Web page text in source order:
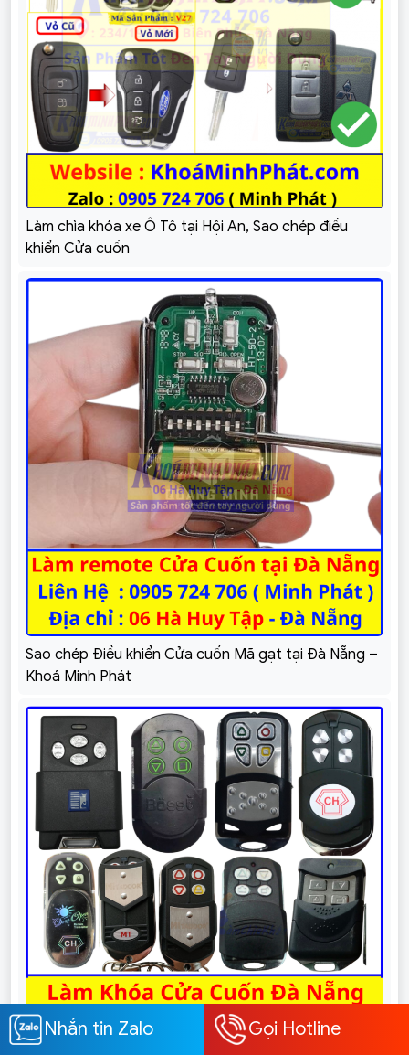
Làm chìa khóa xe Ô Tô tại Hội An, Sao chép điều
khiển Cửa cuốn
Sao chép Điều khiển Cửa cuốn Mã gạt tại Đà Nẵng –
Khoá Minh Phát
Nhắn tin Zalo Gọi Hotline